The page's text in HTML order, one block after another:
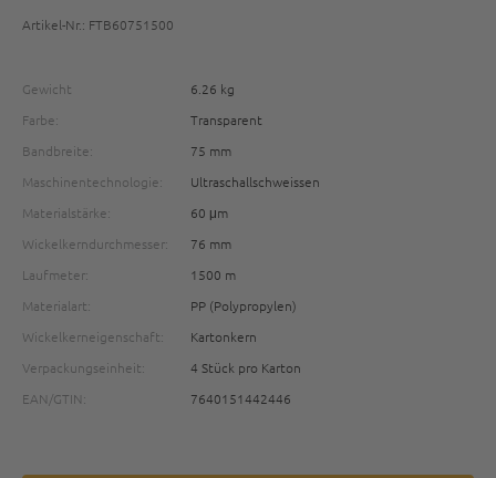
Artikel-Nr.: FTB60751500
Gewicht
6.26 kg
Farbe:
Transparent
Bandbreite:
75 mm
Maschinentechnologie:
Ultraschallschweissen
Materialstärke:
60 μm
Wickelkerndurchmesser:
76 mm
Laufmeter:
1500 m
Materialart:
PP (Polypropylen)
Wickelkerneigenschaft:
Kartonkern
Verpackungseinheit:
4 Stück pro Karton
EAN/GTIN:
7640151442446